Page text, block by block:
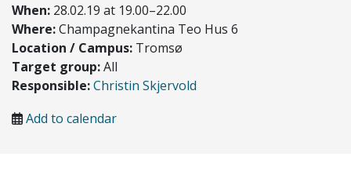
When: 28.02.19 at 19.00–22.00
Where:Champagnekantina Teo Hus 6
Location / Campus: Tromsø
Target group:All
Responsible:Christin Skjervold
Add to calendar